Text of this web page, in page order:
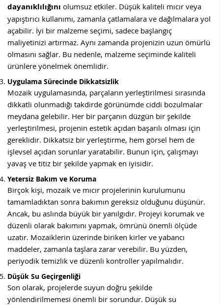
dayanıklılığını olumsuz etkiler. Düşük kaliteli mıcır veya
yapıştırıcı kullanımı, zamanla çatlamalara ve dağılmalara yol
açabilir. İyi bir malzeme seçimi, sadece başlangıç
maliyetinizi artırmaz. Aynı zamanda projenizin uzun ömürlü
olmasını sağlar. Bu nedenle, malzeme seçiminde kaliteli
ürünlere yönelmek önemlidir.
Uygulama Sürecinde Dikkatsizlik
Mozaik uygulamasında, parçaların yerleştirilmesi sırasında
dikkatli olunmadığı takdirde görünümde ciddi bozulmalar
meydana gelebilir. Her bir parçanın düzgün bir şekilde
yerleştirilmesi, projenin estetik açıdan başarılı olması için
gereklidir. Dikkatsiz bir yerleştirme, hem görsel hem de
işlevsel açıdan sorunlar yaratabilir. Bunun için, çalışmayı
yavaş ve titiz bir şekilde yapmak en iyisidir.
Yetersiz Bakım ve Koruma
Birçok kişi, mozaik ve mıcır projelerinin kurulumunu
tamamladıktan sonra bakımın gereksiz olduğunu düşünür.
Ancak, bu aslında büyük bir yanılgıdır. Projeyi korumak ve
düzenli olarak bakımını yapmak, ömrünü önemli ölçüde
uzatır. Mozaiklerin üzerinde biriken kirler ve yabancı
maddeler, zamanla taşlara zarar verebilir. Bu yüzden,
periyodik temizlik ve düzenli kontroller yapılmalıdır.
Düşük Su Geçirgenliği
Son olarak, projelerde suyun doğru şekilde
yönlendirilmemesi önemli bir sorundur. Düşük su